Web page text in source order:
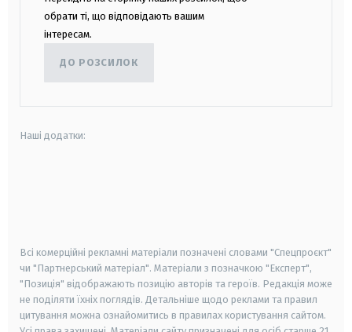
обрати ті, що відповідають вашим
інтересам.
ДО РОЗСИЛОК
Наші додатки:
Всі комерційні рекламні матеріали позначені словами "Спецпроєкт"
чи "Партнерський матеріал". Матеріали з позначкою "Експерт",
"Позиція" відображають позицію авторів та героїв. Редакція може
не поділяти їхніх поглядів. Детальніше щодо реклами та правил
цитування можна ознайомитись в правилах користування сайтом.